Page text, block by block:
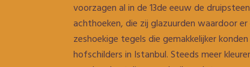
voorzagen al in de 13de eeuw de
achthoeken, die zij glazuurden waardoor
zeshoekige tegels die gemakkelijker
hofschilders in Istanbul. Steeds meer